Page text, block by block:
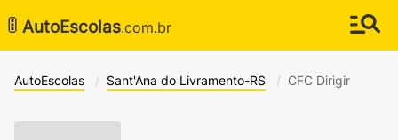
🚦 AutoEscolas.com.br
AutoEscolas Sant'Ana do Livramento-RS CFC Dirigir